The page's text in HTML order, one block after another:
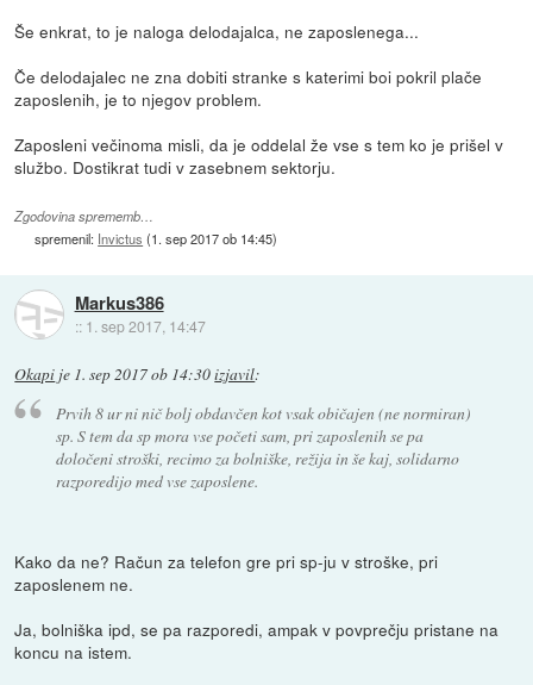
Še enkrat, to je naloga delodajalca, ne zaposlenega...
Če delodajalec ne zna dobiti stranke s katerimi boi pokril plače
zaposlenih, je to njegov problem.
Zaposleni večinoma misli, da je oddelal že vse s tem ko je prišel v
službo. Dostikrat tudi v zasebnem sektorju.
Zgodovina sprememb…
spremenil: Invictus (1. sep 2017 ob 14:45)
Markus386
:: 1. sep 2017, 14:47
Okapi je 1. sep 2017 ob 14:30izjavil:
Prvih 8 ur ni nič bolj obdavčen kot vsak običajen (ne normiran)
sp. S tem da sp mora vse početi sam, pri zaposlenih se pa
določeni stroški, recimo za bolniške, režija in še kaj, solidarno
razporedijo med vse zaposlene.
Kako da ne? Račun za telefon gre pri sp-ju v stroške, pri
zaposlenem ne.
Ja, bolniška ipd, se pa razporedi, ampak v povprečju pristane na
koncu na istem.